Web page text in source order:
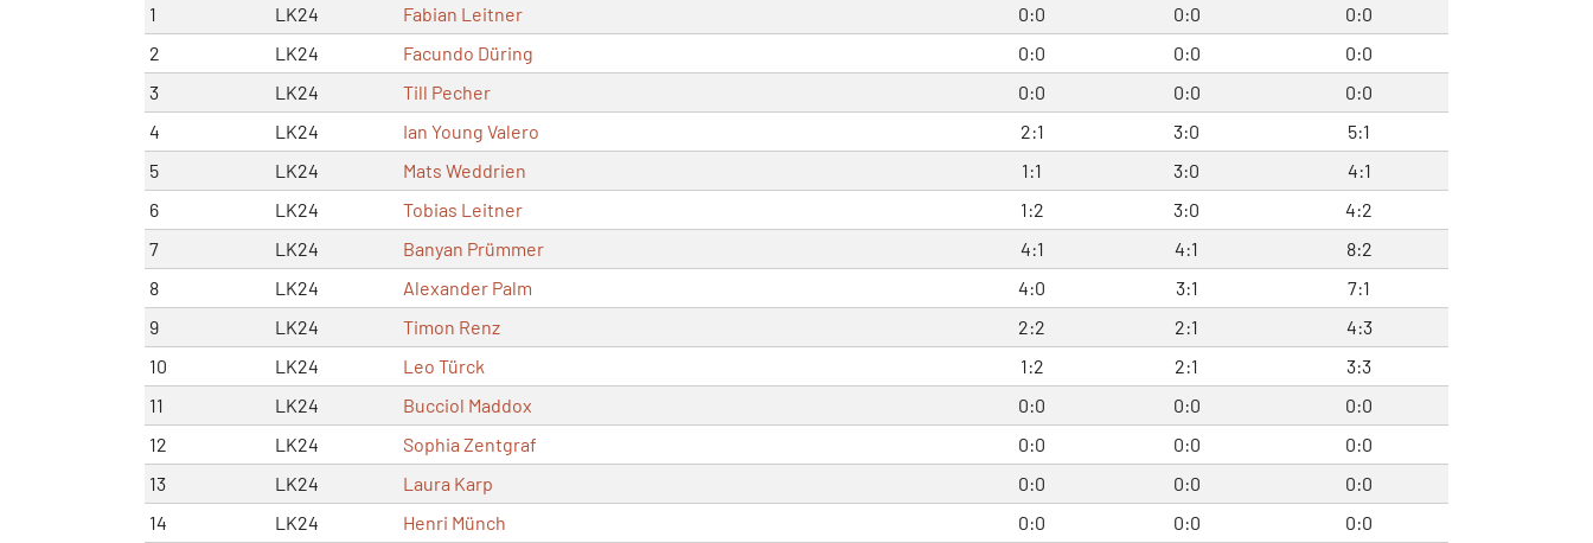
1
LK24 Fabian Leitner 0:0 0:0
0:0
2
LK24 Facundo Düring 0:0 0:0
0:0
3
LK24 Till Pecher 0:0 0:0
0:0
4
LK24 Ian Young Valero 2:1 3:0
5:1
5
LK24 Mats Weddrien 1:1 3:0
4:1
6
LK24 Tobias Leitner 1:2 3:0
4:2
7
LK24 Banyan Prümmer 4:1 4:1
8:2
8
LK24 Alexander Palm 4:0 3:1
7:1
9
LK24 Timon Renz 2:2 2:1
4:3
10
LK24 Leo Türck 1:2 2:1
3:3
11
LK24 Bucciol Maddox 0:0 0:0
0:0
12
LK24 Sophia Zentgraf 0:0 0:0
0:0
13
LK24 Laura Karp 0:0 0:0
0:0
14
LK24 Henri Münch 0:0 0:0
0:0